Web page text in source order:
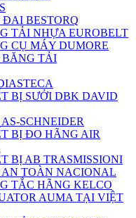
BESTORQ
TẢI NHỰA EUROBELT
CỤ MÁY DUMORE
BĂNG TẢI
BỊ SƯỞI DBK DAVID
SCHNEIDER
BỊ ĐO HÃNG AIR
BỊ AB TRASMISSIONI
TOÀN NACIONAL
TẮC HÃNG KELCO
AUMA TẠI VIỆT